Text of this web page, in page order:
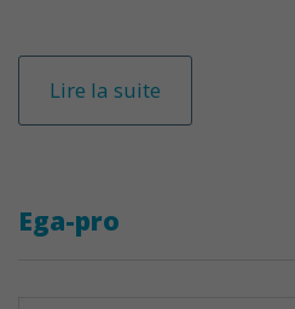
Lire la suite
Ega-pro